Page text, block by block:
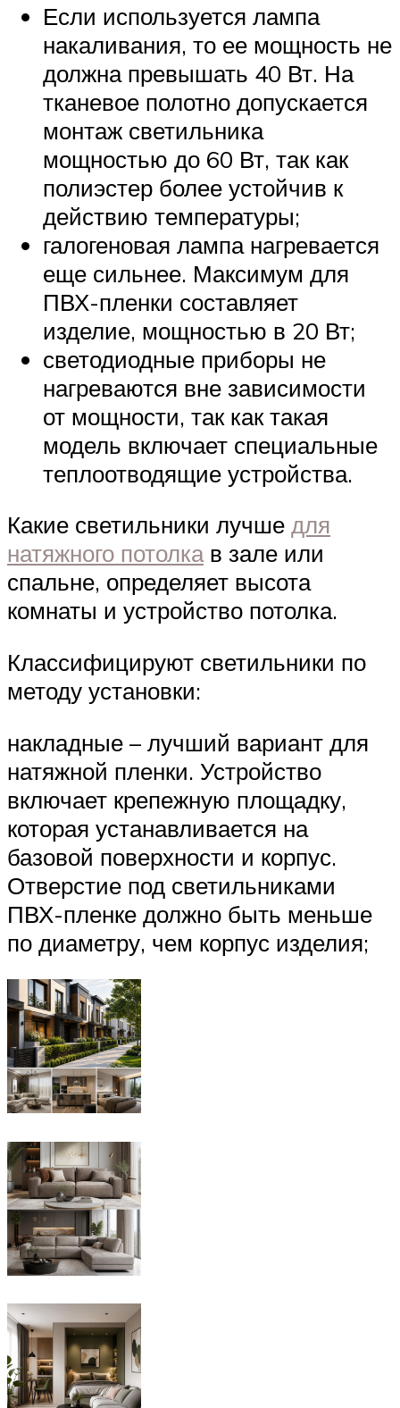
Если используется лампа
накаливания, то ее мощность не
должна превышать 40 Вт. На
тканевое полотно допускается
монтаж светильника
мощностью до 60 Вт, так как
полиэстер более устойчив к
действию температуры;
галогеновая лампа нагревается
еще сильнее. Максимум для
ПВХ-пленки составляет
изделие, мощностью в 20 Вт;
светодиодные приборы не
нагреваются вне зависимости
от мощности, так как такая
модель включает специальные
теплоотводящие устройства.
Какие светильники лучше для
натяжного потолкав зале или
спальне, определяет высота
комнаты и устройство потолка.
Классифицируют светильники по
методу установки:
накладные – лучший вариант для
натяжной пленки. Устройство
включает крепежную площадку,
которая устанавливается на
базовой поверхности и корпус.
Отверстие под светильниками
ПВХ-пленке должно быть меньше
по диаметру, чем корпус изделия;